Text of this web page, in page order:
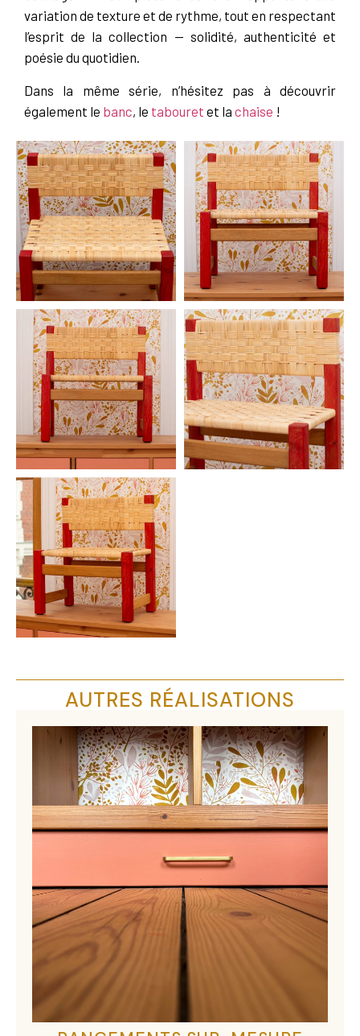
variation de texture et de rythme, tout en respectant
l’esprit de la collection — solidité, authenticité et
poésie du quotidien.
Dans la même série, n’hésitez pas à découvrir
également le banc, le tabouret et la chaise !
AUTRES RÉALISATIONS